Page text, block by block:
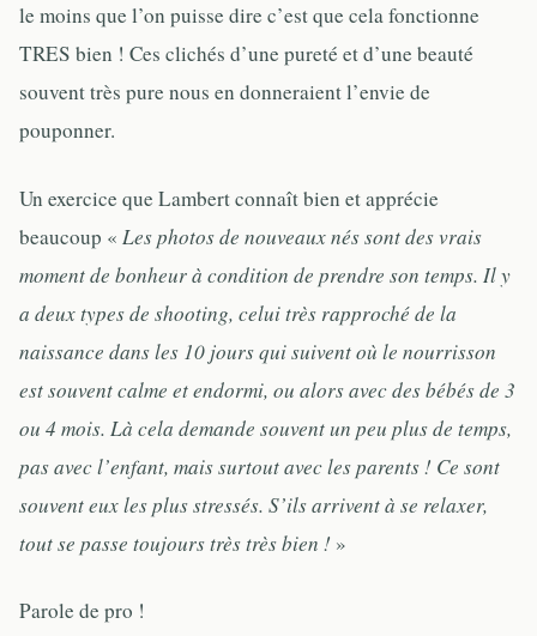
le moins que l’on puisse dire c’est que cela fonctionne
TRES bien ! Ces clichés d’une pureté et d’une beauté
souvent très pure nous en donneraient l’envie de
pouponner.
Un exercice que Lambert connaît bien et apprécie
beaucoup « Les photos de nouveaux nés sont des vrais
moment de bonheur à condition de prendre son temps. Il y
a deux types de shooting, celui très rapproché de la
naissance dans les 10 jours qui suivent où le nourrisson
est souvent calme et endormi, ou alors avec des bébés de 3
ou 4 mois. Là cela demande souvent un peu plus de temps,
pas avec l’enfant, mais surtout avec les parents ! Ce sont
souvent eux les plus stressés. S’ils arrivent à se relaxer,
tout se passe toujours très très bien ! »
Parole de pro !